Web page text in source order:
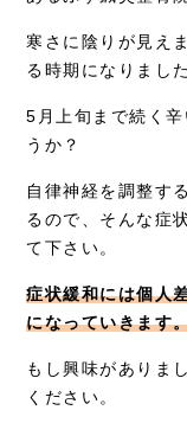
症例別施術
寒さに陰りが見え
る時期になりました
5月上旬まで続く
うか？
自律神経を調整す
るので、そんな症
て下さい。
症状緩和には個人
になっていきます
もし興味がありま
ください。